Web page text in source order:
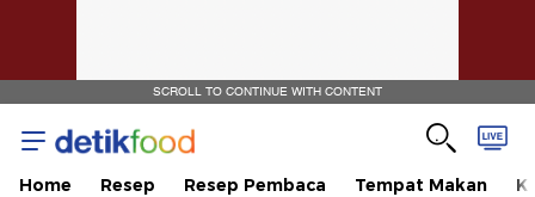
SCROLL TO CONTINUE WITH CONTENT
Home Resep Resep Pembaca Tempat Makan